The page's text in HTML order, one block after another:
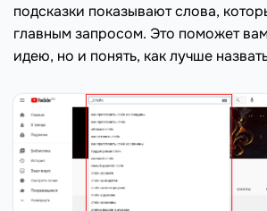
подсказки показывают слова,
главным запросом. Это поможет
идею, но и понять, как лучше